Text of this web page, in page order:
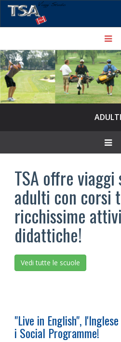
ADULTI
TSA offre
adulti con corsi
ricchissime
didattiche!
Vedi tutte le scuole
"Live in English",
i Social Programme!